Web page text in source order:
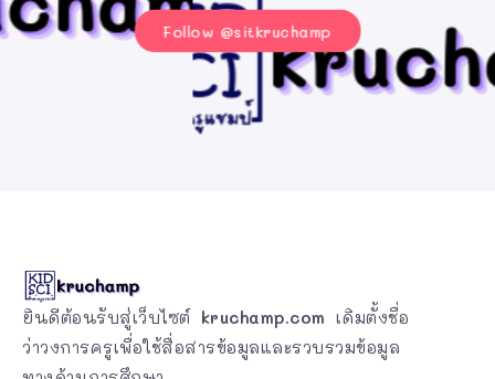
Follow @sitkruchamp
ยินดีต้อนรับสู่เว็บไซต์ kruchamp.com เดิมตั้งชื่อ
ว่าวงการครูเพื่อใช้สื่อสารข้อมูลและรวบรวมข้อมูล